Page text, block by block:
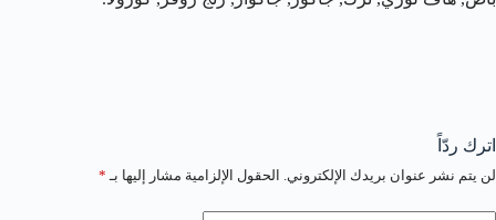
اترك ردّاً
لن يتم نشر عنوان بريدك الإلكتروني. الحقول الإلزامية مشار إليها بـ *